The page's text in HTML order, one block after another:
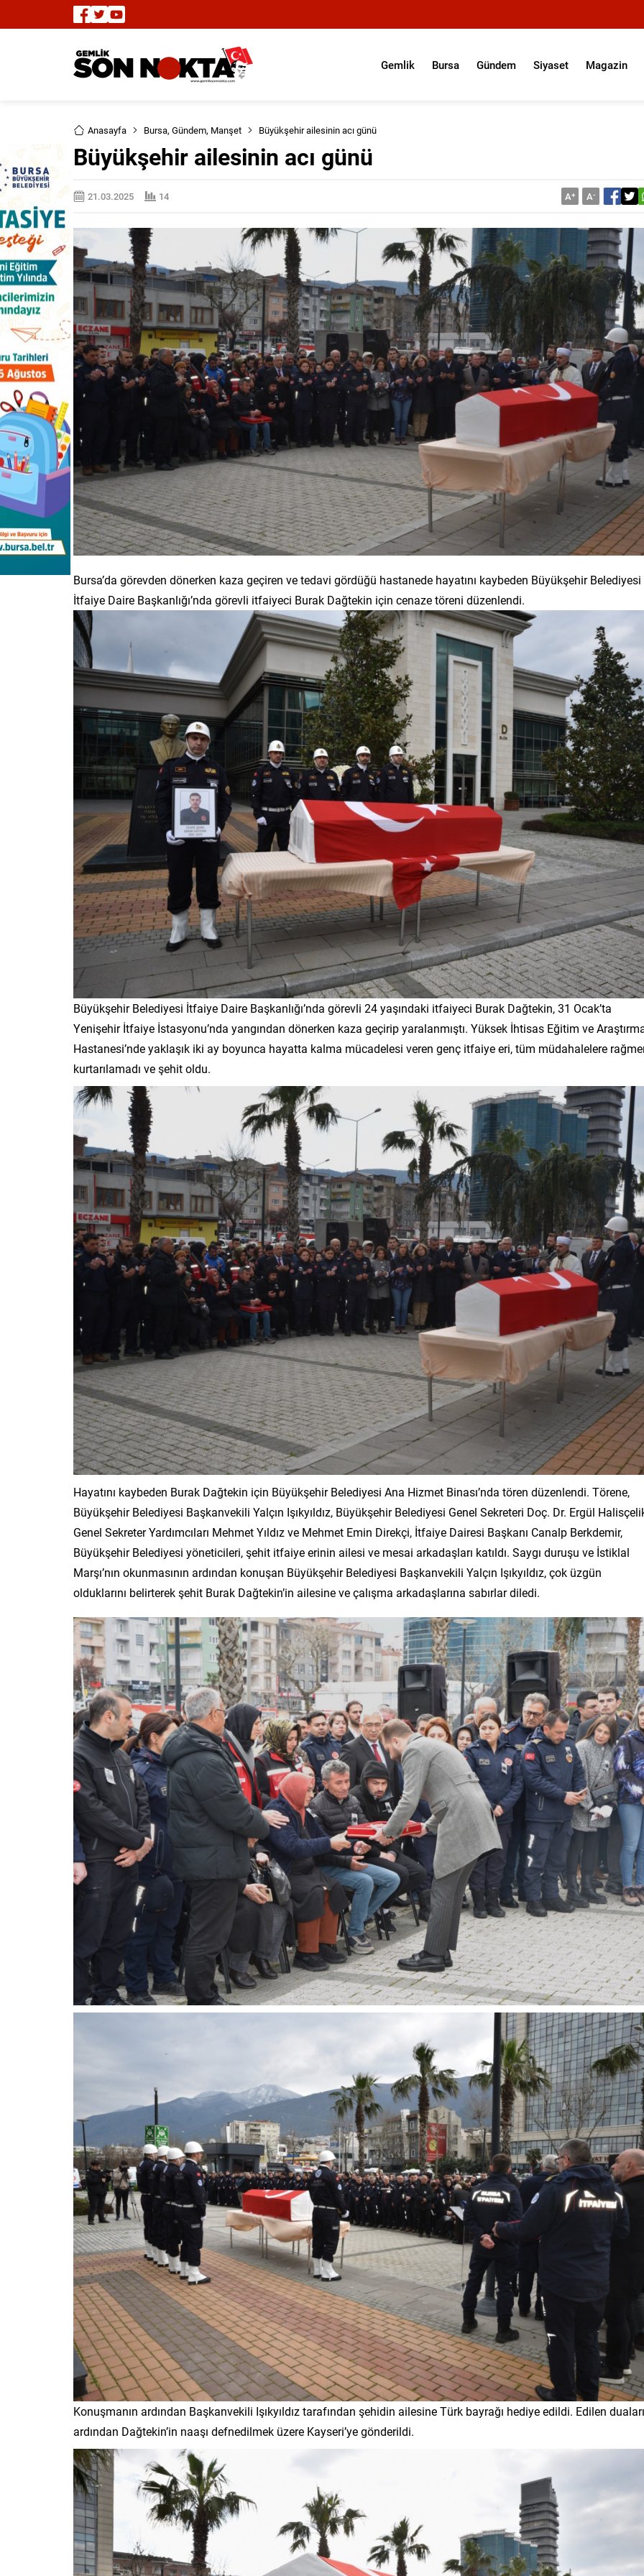
Gemlik Bursa Gündem Siyaset Magazin
Anasayfa Bursa, Gündem, Manşet Büyükşehir ailesinin acı günü
Büyükşehir ailesinin acı günü
21.03.2025 14 A+ A-
Bursa’da görevden dönerken kaza geçiren ve tedavi gördüğü hastanede hayatını kaybeden Büyükşehir Belediyesi
İtfaiye Daire Başkanlığı’nda görevli itfaiyeci Burak Dağtekin için cenaze töreni düzenlendi.
Büyükşehir Belediyesi İtfaiye Daire Başkanlığı’nda görevli 24 yaşındaki itfaiyeci Burak Dağtekin, 31 Ocak’ta
Yenişehir İtfaiye İstasyonu’nda yangından dönerken kaza geçirip yaralanmıştı. Yüksek İhtisas Eğitim ve
Hastanesi’nde yaklaşık iki ay boyunca hayatta kalma mücadelesi veren genç itfaiye eri, tüm müdahalelere
kurtarılamadı ve şehit oldu.
Hayatını kaybeden Burak Dağtekin için Büyükşehir Belediyesi Ana Hizmet Binası’nda tören düzenlendi. Törene,
Büyükşehir Belediyesi Başkanvekili Yalçın Işıkyıldız, Büyükşehir Belediyesi Genel Sekreteri Doç. Dr. Ergül
Genel Sekreter Yardımcıları Mehmet Yıldız ve Mehmet Emin Direkçi, İtfaiye Dairesi Başkanı Canalp Berkdemir,
Büyükşehir Belediyesi yöneticileri, şehit itfaiye erinin ailesi ve mesai arkadaşları katıldı. Saygı duruşu ve İstiklal
Marşı’nın okunmasının ardından konuşan Büyükşehir Belediyesi Başkanvekili Yalçın Işıkyıldız, çok üzgün
olduklarını belirterek şehit Burak Dağtekin’in ailesine ve çalışma arkadaşlarına sabırlar diledi.
Konuşmanın ardından Başkanvekili Işıkyıldız tarafından şehidin ailesine Türk bayrağı hediye edildi. Edilen
ardından Dağtekin’in naaşı defnedilmek üzere Kayseri’ye gönderildi.